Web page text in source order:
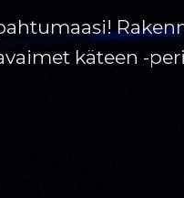
käteen -